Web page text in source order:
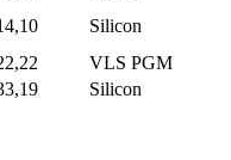
Silicon
VLS PGM
Silicon